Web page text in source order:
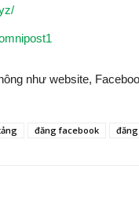
như website,
đăng facebook